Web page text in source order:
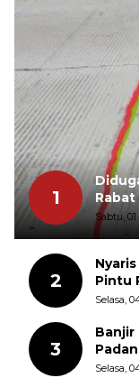
1
Sabtu,
2
Pintu
Selasa,
3
Banjir
Selasa,